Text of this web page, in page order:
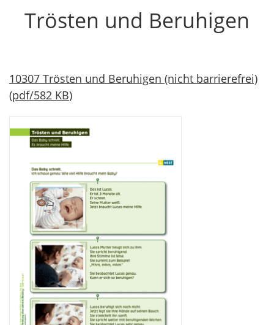
Trösten und Beruhigen
10307 Trösten und Beruhigen (nicht barrierefrei)
(pdf/582 KB)